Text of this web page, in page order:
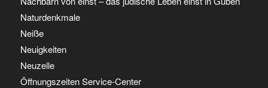
Naturdenkmale
Neiße
Neuigkeiten
Neuzelle
Öffnungszeiten Service-Center